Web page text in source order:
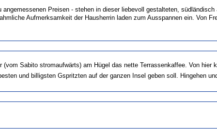
Preisen - stehen in dieser liebevoll gestalteten,
Aufmerksamkeit der Hausherrin laden zum Ausspannen ein. Von
Sabito stromaufwärts) am Hügel das nette Terrassenkaffee. Von hier
und billigsten Gspritzten auf der ganzen Insel geben soll. Hingehen